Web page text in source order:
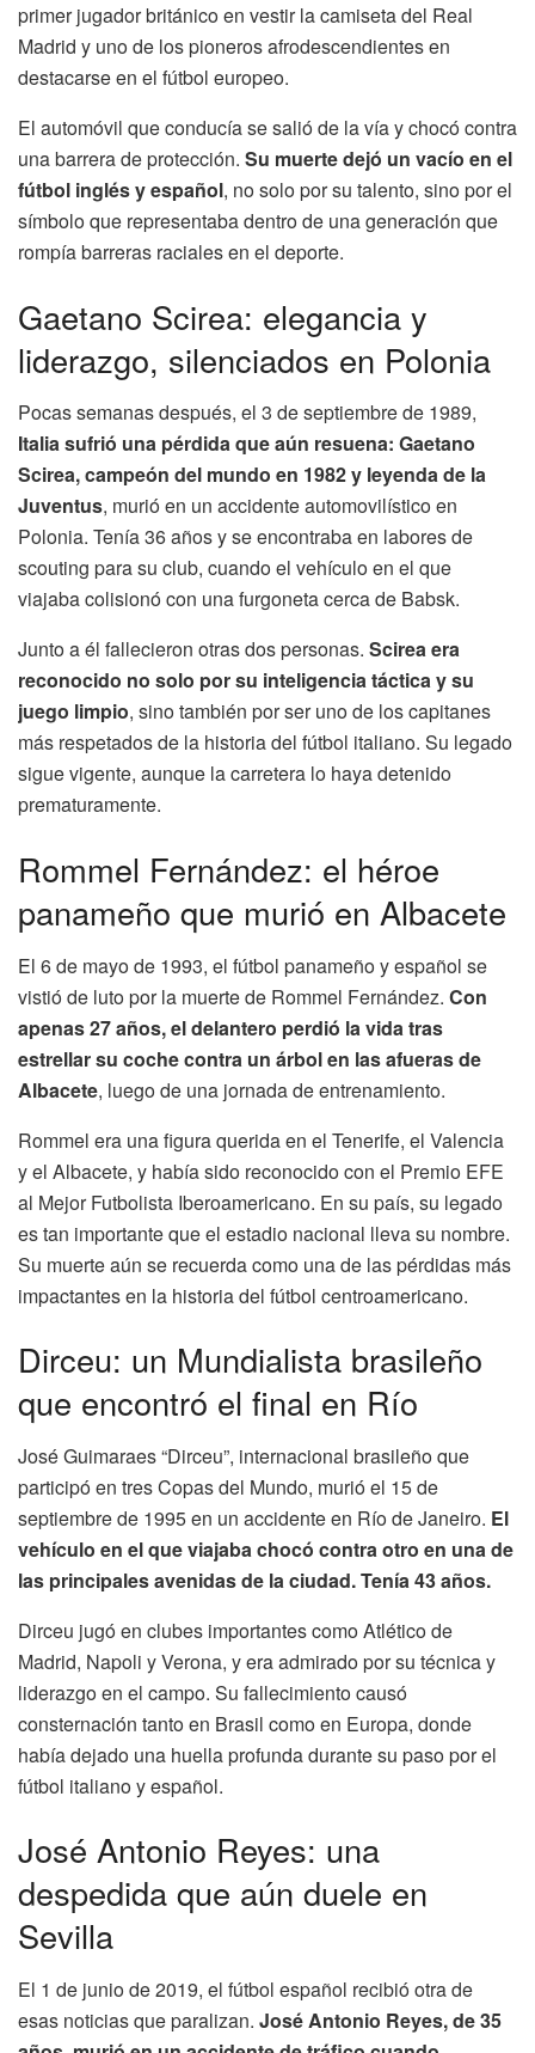
primer jugador británico en vestir la camiseta del Real
Madrid y uno de los pioneros afrodescendientes en
destacarse en el fútbol europeo.
El automóvil que conducía se salió de la vía y chocó contra
una barrera de protección. Su muerte dejó un vacío en el
fútbol inglés y español, no solo por su talento, sino por el
símbolo que representaba dentro de una generación que
rompía barreras raciales en el deporte.
Gaetano Scirea: elegancia y
liderazgo, silenciados en Polonia
Pocas semanas después, el 3 de septiembre de 1989,
Italia sufrió una pérdida que aún resuena: Gaetano
Scirea, campeón del mundo en 1982 y leyenda de la
Juventus, murió en un accidente automovilístico en
Polonia. Tenía 36 años y se encontraba en labores de
scouting para su club, cuando el vehículo en el que
viajaba colisionó con una furgoneta cerca de Babsk.
Junto a él fallecieron otras dos personas. Scirea era
reconocido no solo por su inteligencia táctica y su
juego limpio, sino también por ser uno de los capitanes
más respetados de la historia del fútbol italiano. Su legado
sigue vigente, aunque la carretera lo haya detenido
prematuramente.
Rommel Fernández: el héroe
panameño que murió en Albacete
El 6 de mayo de 1993, el fútbol panameño y español se
vistió de luto por la muerte de Rommel Fernández. Con
apenas 27 años, el delantero perdió la vida tras
estrellar su coche contra un árbol en las afueras de
Albacete, luego de una jornada de entrenamiento.
Rommel era una figura querida en el Tenerife, el Valencia
y el Albacete, y había sido reconocido con el Premio EFE
al Mejor Futbolista Iberoamericano. En su país, su legado
es tan importante que el estadio nacional lleva su nombre.
Su muerte aún se recuerda como una de las pérdidas más
impactantes en la historia del fútbol centroamericano.
Dirceu: un Mundialista brasileño
que encontró el final en Río
José Guimaraes “Dirceu”, internacional brasileño que
participó en tres Copas del Mundo, murió el 15 de
septiembre de 1995 en un accidente en Río de Janeiro. El
vehículo en el que viajaba chocó contra otro en una de
las principales avenidas de la ciudad. Tenía 43 años.
Dirceu jugó en clubes importantes como Atlético de
Madrid, Napoli y Verona, y era admirado por su técnica y
liderazgo en el campo. Su fallecimiento causó
consternación tanto en Brasil como en Europa, donde
había dejado una huella profunda durante su paso por el
fútbol italiano y español.
José Antonio Reyes: una
despedida que aún duele en
Sevilla
El 1 de junio de 2019, el fútbol español recibió otra de
esas noticias que paralizan. José Antonio Reyes, de 35